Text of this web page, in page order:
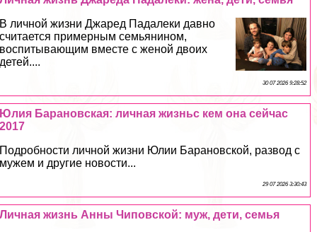
В личной жизни Джаред Падалеки давно
считается примерным семьянином,
воспитывающим вместе с женой двоих
детей....
30 07 2026 9:28:52
Юлия Барановская: личная жизньс кем она сейчас
2017
Подробности личной жизни Юлии Барановской, развод с
мужем и другие новости...
29 07 2026 3:30:43
Личная жизнь Анны Чиповской: муж, дети, семья